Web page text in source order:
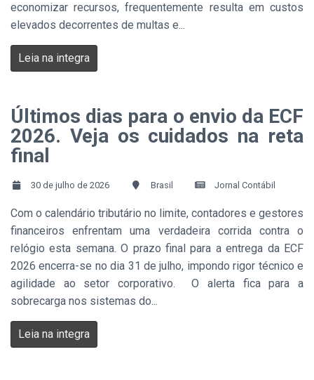
economizar recursos, frequentemente resulta em custos
elevados decorrentes de multas e...
Leia na integra
Últimos dias para o envio da ECF
2026. Veja os cuidados na reta
final
30 de julho de 2026 Brasil Jornal Contábil
Com o calendário tributário no limite, contadores e gestores
financeiros enfrentam uma verdadeira corrida contra o
relógio esta semana. O prazo final para a entrega da ECF
2026 encerra-se no dia 31 de julho, impondo rigor técnico e
agilidade ao setor corporativo. O alerta fica para a
sobrecarga nos sistemas do...
Leia na integra